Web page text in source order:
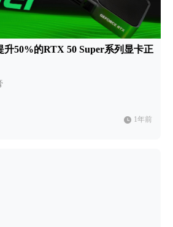
升50%的RTX 50 Super系列显卡正
1年前